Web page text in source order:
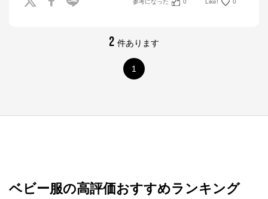
2 件あります
1
ベビー服の高評価おすすめランキング